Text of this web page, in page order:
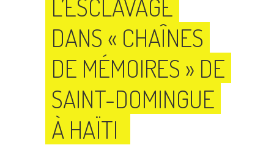
L’ESCLAVAGE
DANS « CHAÎNES
DE MÉMOIRES » DE
SAINT-DOMINGUE
À HAÏTI